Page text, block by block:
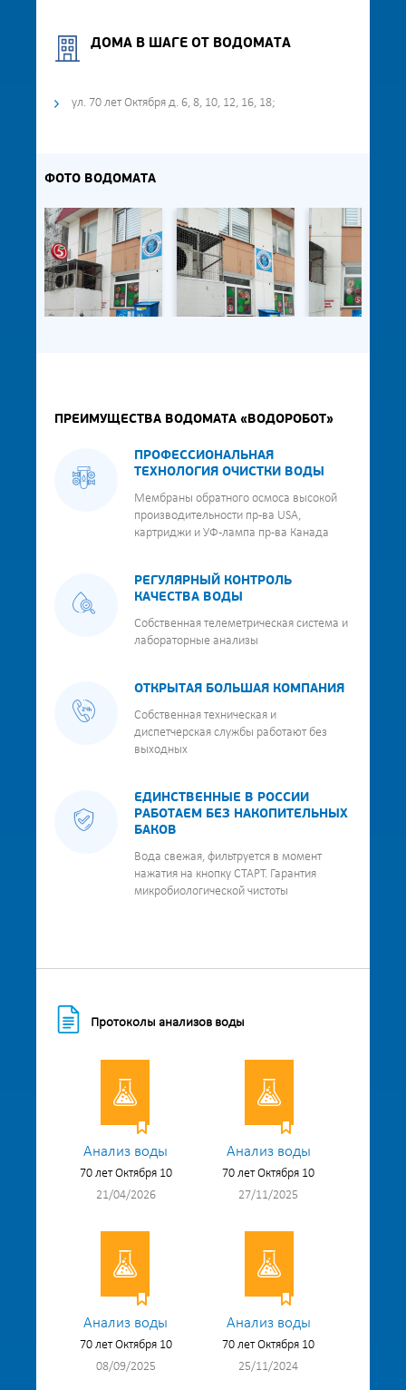
ДОМА В ШАГЕ ОТ ВОДОМАТА
ул. 70 лет Октября д. 6, 8, 10, 12, 16, 18;
ФОТО ВОДОМАТА
ПРЕИМУЩЕСТВА ВОДОМАТА «ВОДОРОБОТ»
ПРОФЕССИОНАЛЬНАЯ
ТЕХНОЛОГИЯ ОЧИСТКИ ВОДЫ
Мембраны обратного осмоса высокой
производительности пр-ва USA,
картриджи и УФ-лампа пр-ва Канада
РЕГУЛЯРНЫЙ КОНТРОЛЬ
КАЧЕСТВА ВОДЫ
Собственная телеметрическая система и
лабораторные анализы
ОТКРЫТАЯ БОЛЬШАЯ КОМПАНИЯ
Собственная техническая и
диспетчерская службы работают без
выходных
ЕДИНСТВЕННЫЕ В РОССИИ
РАБОТАЕМ БЕЗ НАКОПИТЕЛЬНЫХ
БАКОВ
Вода свежая, фильтруется в момент
нажатия на кнопку СТАРТ. Гарантия
микробиологической чистоты
Протоколы анализов воды
Анализ воды
70 лет Октября 10
21/04/2026
Анализ воды
70 лет Октября 10
27/11/2025
Анализ воды
70 лет Октября 10
08/09/2025
Анализ воды
70 лет Октября 10
25/11/2024